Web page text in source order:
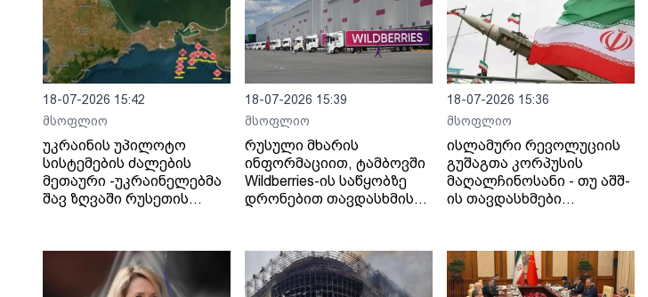
18-07-2026 15:42
მსოფლიო
უკრაინის უპილოტო
სისტემების ძალების
მეთაური -უკრაინელებმა
შავ ზღვაში რუსეთის
18-07-2026 15:39
მსოფლიო
რუსული მხარის
ინფორმაციით, ტამბოვში
Wildberries-ის საწყობზე
დრონებით თავდასხმის
18-07-2026 15:36
მსოფლიო
ისლამური რევოლუციის
გუშაგთა კორპუსის
მაღალჩინოსანი - თუ აშშ-
ის თავდასხმები
შეტევითი ოპერაციების
ფაზაში გადავალთ.